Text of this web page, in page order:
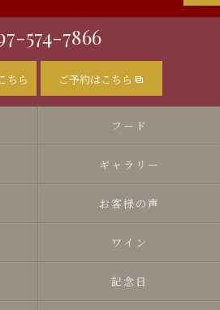
574-7866
ちら ご予約はこちら
フード
ギャラリー
お客様の声
ワイン
記念日